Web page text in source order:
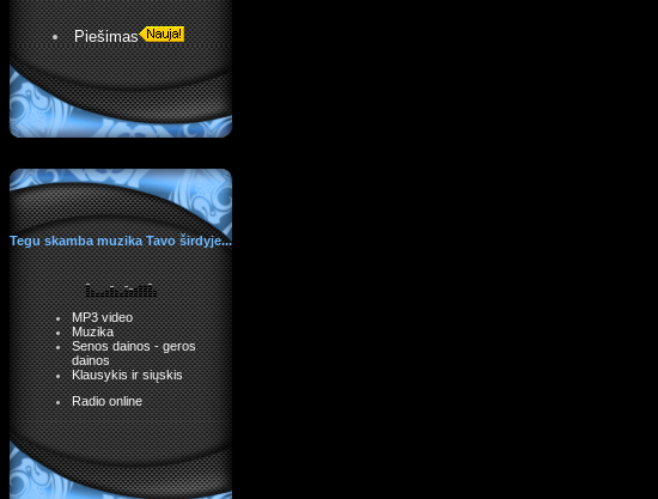
Piešimas
Tegu skamba muzika Tavo širdyje...
MP3 video
Muzika
Senos dainos - geros
dainos
Klausykis ir siųskis
Radio online